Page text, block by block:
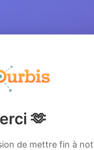
🫶
de mettre fin à